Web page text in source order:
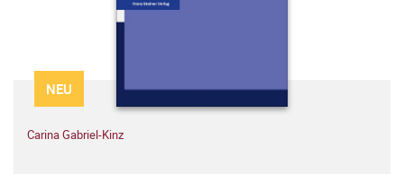
NEU
Carina Gabriel-Kinz